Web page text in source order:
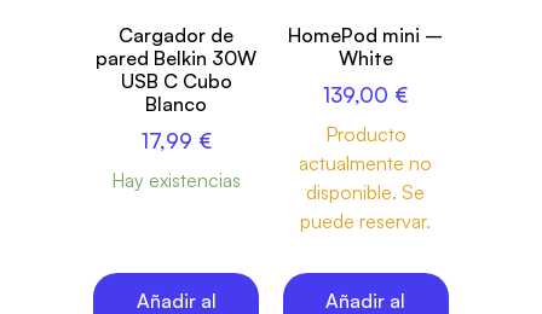
Cargador de
pared Belkin 30W
USB C Cubo
Blanco
17,99 €
Hay existencias
Añadir al
HomePod mini –
White
139,00 €
Producto
actualmente no
disponible. Se
puede reservar.
Añadir al